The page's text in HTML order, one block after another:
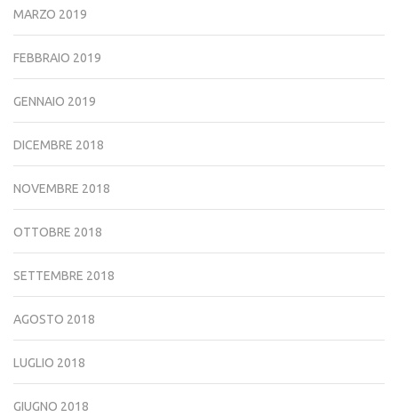
MARZO 2019
FEBBRAIO 2019
GENNAIO 2019
DICEMBRE 2018
NOVEMBRE 2018
OTTOBRE 2018
SETTEMBRE 2018
AGOSTO 2018
LUGLIO 2018
GIUGNO 2018